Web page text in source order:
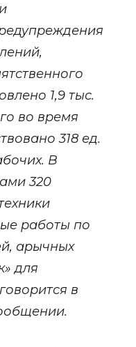
1,9 тыс.
во время
318 ед.
В
320
работы по
арычных
для
в